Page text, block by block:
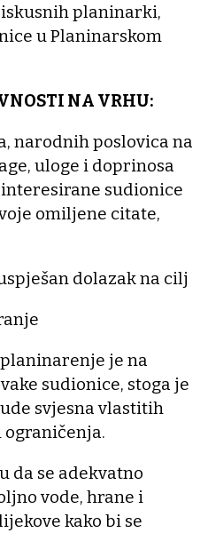
planinarki,
u Planinarskom
NA VRHU:
narodnih poslovica na
uloge i doprinosa
sudionice
omiljene citate,
dolazak na cilj
planinarenje je na
sudionice, stoga je
svjesna vlastitih
ograničenja.
da se adekvatno
vode, hrane i
kako bi se